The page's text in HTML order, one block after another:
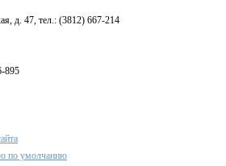
д. 47, тел.: (3812) 667-214
895
по умолчанию